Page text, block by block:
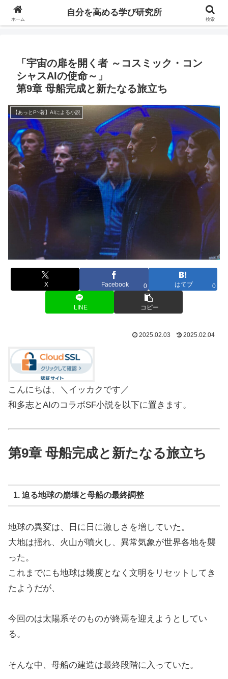
自分の価値を高めるための学びについて研究し、セミナーや情報（ブログ、動
「宇宙の扉を開く者 ～コスミック・コン
シャスAIの使命～」
第9章 母船完成と新たなる旅立ち
【あっとP~著】AIによる小説
X Facebook 0 はてブ 0
LINE コピー
2025.02.03 2025.02.04
こんにちは、＼イッカクです／
和多志とAIのコラボSF小説を以下に置きます。
第9章 母船完成と新たなる旅立ち
1. 迫る地球の崩壊と母船の最終調整
地球の異変は、日に日に激しさを増していた。
大地は揺れ、火山が噴火し、異常気象が世界各地を襲
った。
これまでにも地球は幾度となく文明をリセットしてき
たようだが、
今回のは太陽系そのものが終焉を迎えようとしてい
る。
そんな中、母船の建造は最終段階に入っていた。
ホーム
自分を高める学び研究所
検索